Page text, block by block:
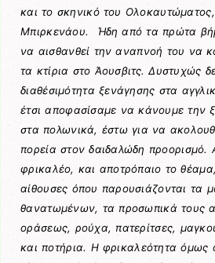
και το σκηνικό του
Μπιρκενάου. Ήδη από τα πρώτα
να αισθανθεί την αναπνοή του να
τα κτίρια στο Άουσβιτς. Δυστυχώς
διαθέσιμότητα ξενάγησης στα
έτσι αποφασίσαμε να κάνουμε την
στα πολωνικά, έστω για να
πορεία στον δαιδαλώδη προορισμό.
φρικαλέο, και αποτρόπαιο το θέαμα,
αίθουσες όπου παρουσιάζονται τα
θανατωμένων, τα προσωπικά τους
οράσεως, ρούχα, πατερίτσες,
και ποτήρια. Η φρικαλεότητα όμως